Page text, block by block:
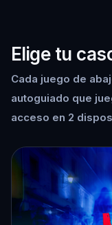
Elige tu
Cada juego de
autoguiado que
acceso en 2